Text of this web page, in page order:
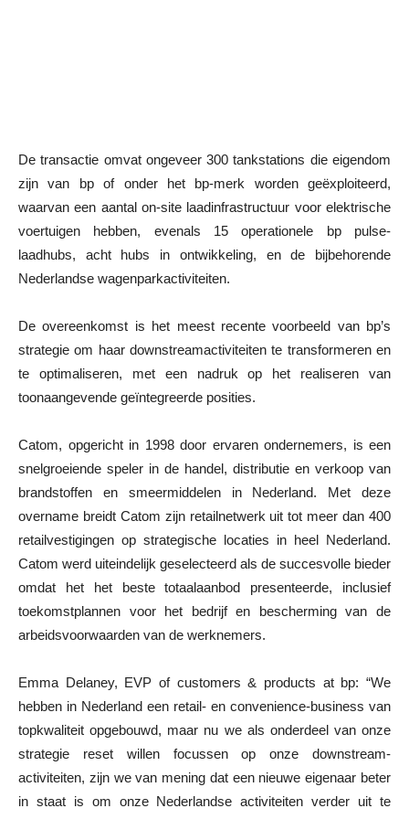
De transactie omvat ongeveer 300 tankstations die eigendom
zijn van bp of onder het bp-merk worden geëxploiteerd,
waarvan een aantal on-site laadinfrastructuur voor elektrische
voertuigen hebben, evenals 15 operationele bp pulse-
laadhubs, acht hubs in ontwikkeling, en de bijbehorende
Nederlandse wagenparkactiviteiten.
De overeenkomst is het meest recente voorbeeld van bp’s
strategie om haar downstreamactiviteiten te transformeren en
te optimaliseren, met een nadruk op het realiseren van
toonaangevende geïntegreerde posities.
Catom, opgericht in 1998 door ervaren ondernemers, is een
snelgroeiende speler in de handel, distributie en verkoop van
brandstoffen en smeermiddelen in Nederland. Met deze
overname breidt Catom zijn retailnetwerk uit tot meer dan 400
retailvestigingen op strategische locaties in heel Nederland.
Catom werd uiteindelijk geselecteerd als de succesvolle bieder
omdat het het beste totaalaanbod presenteerde, inclusief
toekomstplannen voor het bedrijf en bescherming van de
arbeidsvoorwaarden van de werknemers.
Emma Delaney, EVP of customers & products at bp: “We
hebben in Nederland een retail- en convenience-business van
topkwaliteit opgebouwd, maar nu we als onderdeel van onze
strategie reset willen focussen op onze downstream-
activiteiten, zijn we van mening dat een nieuwe eigenaar beter
in staat is om onze Nederlandse activiteiten verder uit te